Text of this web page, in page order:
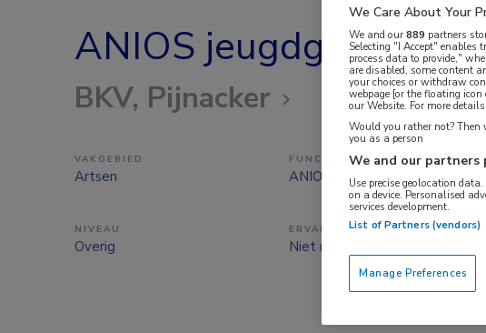
ANIOS
BKV, Pijnacker
VAKGEBIED
Artsen
FUNCTIE
ANIOS
NIVEAU
Overig
ERVARING
Niet nader bepaald
We Care About Your
We and our889 partners
Selecting "I Accept" enables
process data to provide,"
are disabled, some content
your choices or withdraw
webpage [or the floating
our Website. For more
Would you rather not? Then
you as a person
We and our partners
Use precise geolocation
on a device. Personalised
services development.
List of Partners (vendors)
Manage Preferences